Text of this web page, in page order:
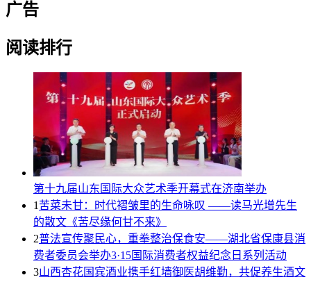
广告
阅读排行
第十九届山东国际大众艺术季开幕式在济南举办
1 苦菜未甘：时代褶皱里的生命咏叹 ——读马光增先生
的散文《苦尽缘何甘不来》
2普法宣传聚民心，重拳整治保食安——湖北省保康县消
费者委员会举办3·15国际消费者权益纪念日系列活动
3山西杏花国宾酒业携手红墙御医胡维勤，共促养生酒文